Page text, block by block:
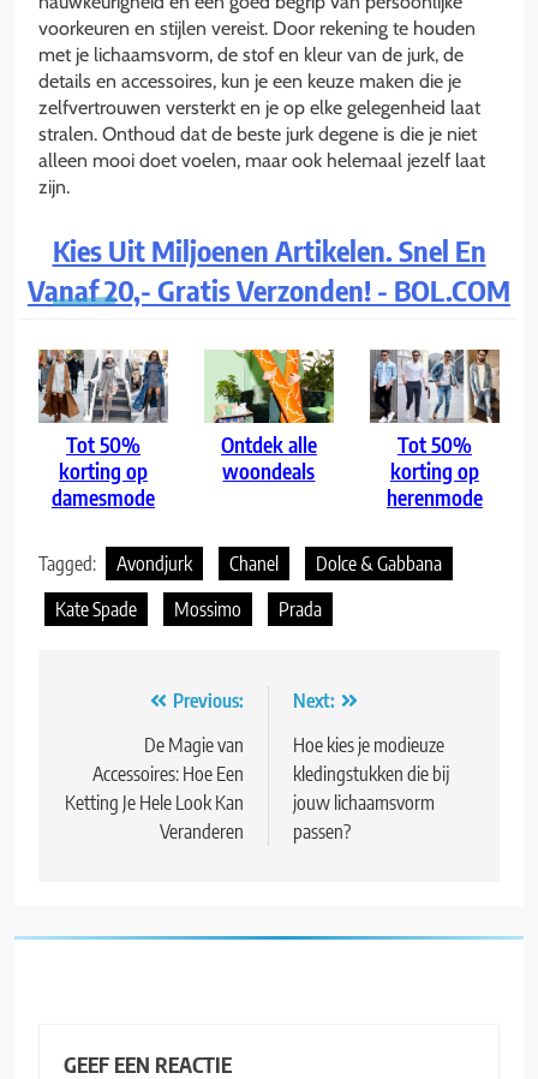
voorkeuren en stijlen vereist. Door rekening te houden
met je lichaamsvorm, de stof en kleur van de jurk, de
details en accessoires, kun je een keuze maken die je
zelfvertrouwen versterkt en je op elke gelegenheid laat
stralen. Onthoud dat de beste jurk degene is die je niet
alleen mooi doet voelen, maar ook helemaal jezelf laat
zijn.
Kies Uit Miljoenen Artikelen. Snel En
Vanaf 20,- Gratis Verzonden! - BOL.COM
Tot 50%
korting op
damesmode
Ontdek alle
woondeals
Tot 50%
korting op
herenmode
Tagged: Avondjurk Chanel
Dolce & Gabbana
Kate Spade
Mossimo Prada
navigatie
Previous:
De Magie van
Accessoires: Hoe Een
Ketting Je Hele Look Kan
Veranderen
Next:
Hoe kies je modieuze
kledingstukken die bij
jouw lichaamsvorm
passen?
GEEF EEN REACTIE